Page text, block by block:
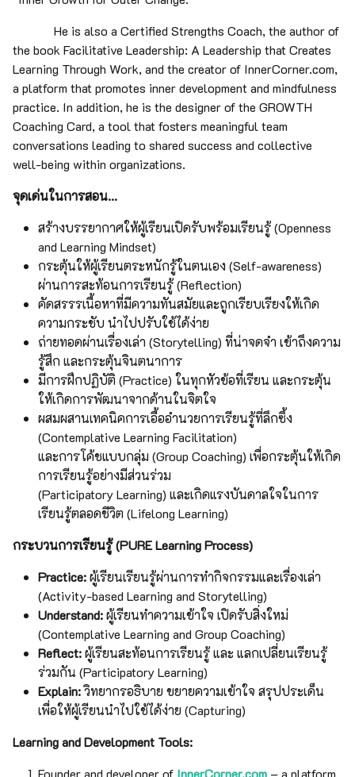
He is also a Certified Strengths Coach, the author of
the book Facilitative Leadership: A Leadership that Creates
Learning Through Work, and the creator of InnerCorner.com,
a platform that promotes inner development and mindfulness
practice. In addition, he is the designer of the GROWTH
Coaching Card, a tool that fosters meaningful team
conversations leading to shared success and collective
well-being within organizations.
จุดเด่นในการสอน...
สร้างบรรยากาศให้ผู้เรียนเปิดรับพร้อมเรียนรู้ (Openness
and Learning Mindset)
กระตุ้นให้ผู้เรียนตระหนักรู้ในตนเอง (Self-awareness)
ผ่านการสะท้อนการเรียนรู้ (Reflection)
คัดสรรรเนื้อหาที่มีความทันสมัยและถูกเรียบเรียงให้เกิด
ความกระชับ นำไปปรับใช้ได้ง่าย
ถ่ายทอดผ่านเรื่องเล่า (Storytelling) ที่น่าจดจำ เข้าถึงความ
รู้สึก และกระตุ้นจินตนาการ
มีการฝึกปฏิบัติ (Practice) ในทุกหัวข้อที่เรียน และกระตุ้น
ให้เกิดการพัฒนาจากด้านในจิตใจ
ผสมผสานเทคนิคการเอื้ออำนวยการเรียนรู้ที่ลึกซึ้ง
(Contemplative Learning Facilitation)
และการโค้ชแบบกลุ่ม (Group Coaching) เพื่อกระตุ้นให้เกิด
การเรียนรู้อย่างมีส่วนร่วม
(Participatory Learning) และเกิดแรงบันดาลใจในการ
เรียนรู้ตลอดชีวิต (Lifelong Learning)
กระบวนการเรียนรู้(PURELearning Process)
Practice:ผู้เรียนเรียนรู้ผ่านการทำกิจกรรมและเรื่องเล่า
(Activity-based Learning and Storytelling)
Understand:ผู้เรียนทำความเข้าใจ เปิดรับสิ่งใหม่
(Contemplative Learning and Group Coaching)
Reflect:ผู้เรียนสะท้อนการเรียนรู้ และ แลกเปลี่ยนเรียนรู้
ร่วมกัน (Participatory Learning)
Explain:วิทยากรอธิบาย ขยายความเข้าใจ สรุปประเด็น
เพื่อให้ผู้เรียนนำไปใช้ได้ง่าย (Capturing)
Learning and Development Tools:
Founder and developer of InnerCorner.com– a platform